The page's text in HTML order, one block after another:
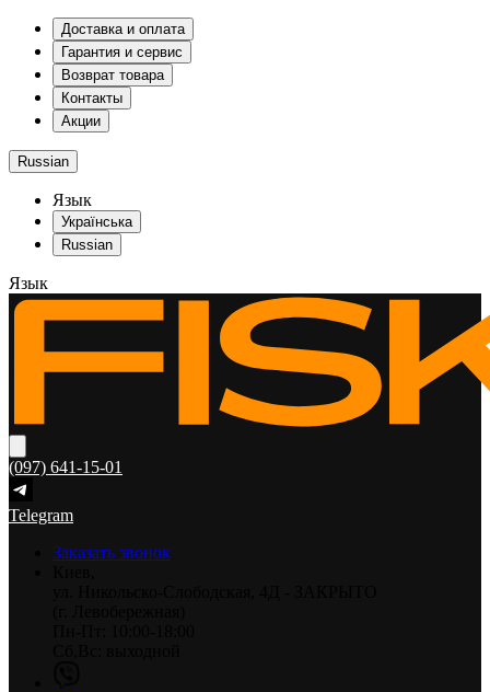
Доставка и оплата
Гарантия и сервис
Возврат товара
Контакты
Акции
Russian
Язык
Українська
Russian
Язык
(097) 641-15-01
Telegram
Заказать звонок